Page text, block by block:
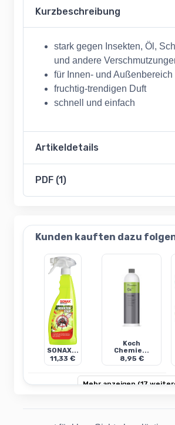
Kurzbeschreibung
stark gegen Insekten, Öl,
und andere
für Innen- und Außenbereich
fruchtig-trendigen Duft
schnell und einfach
Artikeldetails
PDF (1)
Kunden kauften dazu
SONAX...
11,33 €
Koch
Chemie...
8,95 €
Mehr anzeigen (17